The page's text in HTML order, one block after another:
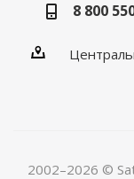
8 800
2002–2026 ©